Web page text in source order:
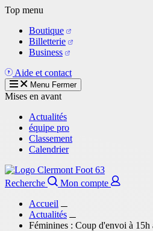
Aller
contenu
principal
Top menu
Boutique
Billetterie
Business
Aide et contact
Menu Fermer
Mises en avant
Actualités
équipe pro
Classement
Calendrier
Recherche
Mon compte
Accueil
Actualités
Féminines : Coup d'envoi à 15h